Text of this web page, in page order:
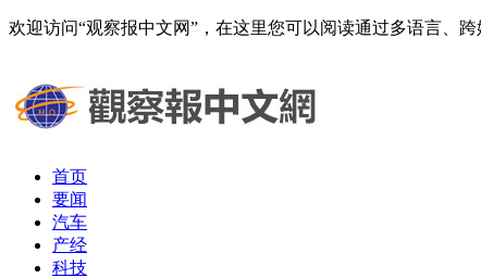
欢迎访问“观察报中文网”，在这里您可以阅读通过多语言、
首页
要闻
汽车
产经
科技